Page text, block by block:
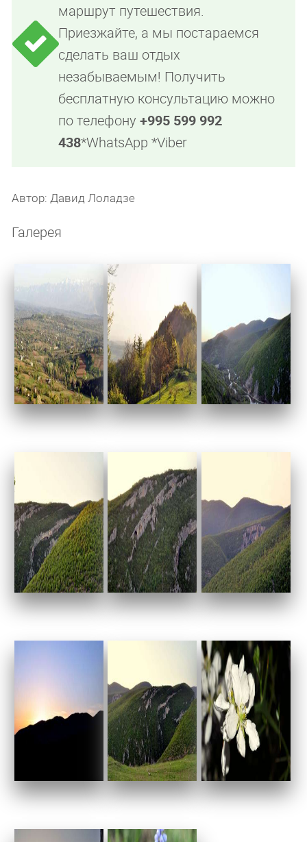
маршрут путешествия.
Приезжайте, а мы постараемся
сделать ваш отдых
незабываемым! Получить
бесплатную консультацию можно
по телефону +995 599 992
438*WhatsApp *Viber
Автор: Давид Лоладзе
Галерея